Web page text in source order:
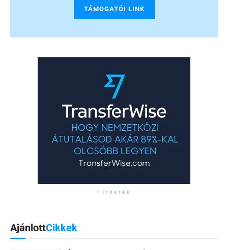
TÁMOGATÓI LINK
Hirdetés
AjánlottCikkek